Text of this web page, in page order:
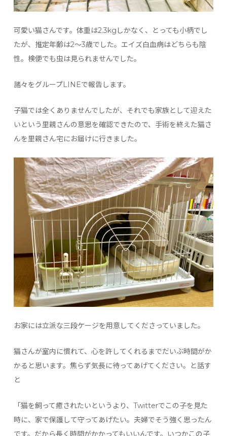
可愛い猫さんです。体重は2.3kgしかなく、とっても小柄でし
たが、推定年齢は2〜3歳でした。エイズ白血病はどちらも陰
性。検便でも虫は見られませんでした。
諸々をグループLINEで報告します。
子猫では全くありませんでしたが、それでも家族として迎えた
いという里親さんの意思を確認できたので、手術を終えた猫さ
んを里親さん宅にお届けに行きました。
お家には立派な三段ケージを用意してくださっていました。
猫さんが室内に慣れて、心を許してくれるまでだいぶ時間がか
かると思います。焦らず気長に待ってあげてください。と話す
と
「猫を飼って癒されたいというより、Twitterでこの子を見た
時に、家で保護して守ってあげたい。夫婦でそう強く思ったん
です。だから長く時間がかかってもいいんです。いつかこの子